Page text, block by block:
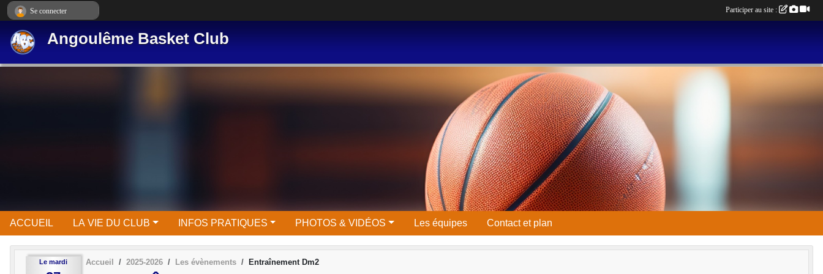
Angoulême Basket Club
ACCUEIL LA VIE DU CLUB INFOS PRATIQUES PHOTOS & VIDÉOS Les équipes Contact et plan
Le mardi Accueil 2025-2026 Les évènements Entraînement Dm2
Se connecter Participer au site :
Panneau de gestion des cookies